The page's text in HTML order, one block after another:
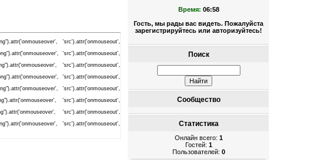
'src').attr('onmouseout',
'src').attr('onmouseout',
'src').attr('onmouseout',
'src').attr('onmouseout',
'src').attr('onmouseout',
'src').attr('onmouseout',
'src').attr('onmouseout',
'src').attr('onmouseout',
Время: 06:58
Гость, мы рады вас видеть. Пожалуйста
зарегистрируйтесь или авторизуйтесь!
Поиск
Сообщество
Статистика
Онлайн всего: 1
Гостей: 1
Пользователей: 0